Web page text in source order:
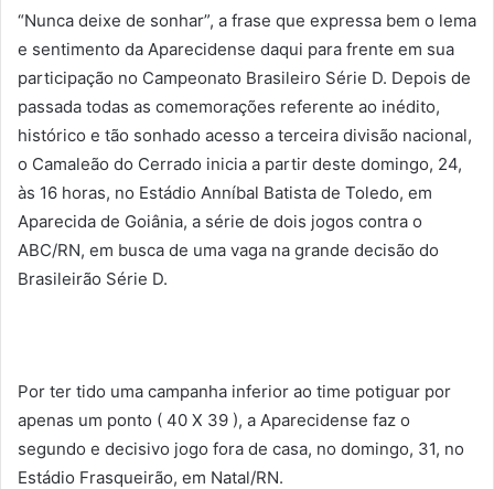
“Nunca deixe de sonhar”, a frase que expressa bem o lema
e sentimento da Aparecidense daqui para frente em sua
participação no Campeonato Brasileiro Série D. Depois de
passada todas as comemorações referente ao inédito,
histórico e tão sonhado acesso a terceira divisão nacional,
o Camaleão do Cerrado inicia a partir deste domingo, 24,
às 16 horas, no Estádio Anníbal Batista de Toledo, em
Aparecida de Goiânia, a série de dois jogos contra o
ABC/RN, em busca de uma vaga na grande decisão do
Brasileirão Série D.
Por ter tido uma campanha inferior ao time potiguar por
apenas um ponto ( 40 X 39 ), a Aparecidense faz o
segundo e decisivo jogo fora de casa, no domingo, 31, no
Estádio Frasqueirão, em Natal/RN.